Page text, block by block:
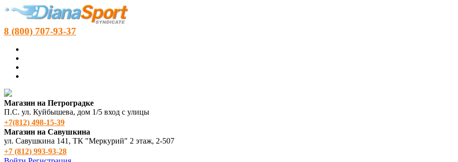
8 (800) 707-93-37
Магазин на Петроградке
П.С. ул. Куйбышева, дом 1/5 вход с улицы
+7(812) 498‑15-39
Магазин на Савушкина
ул. Савушкина 141, ТК "Меркурий" 2 этаж, 2-507
+7 (812) 993-93-28